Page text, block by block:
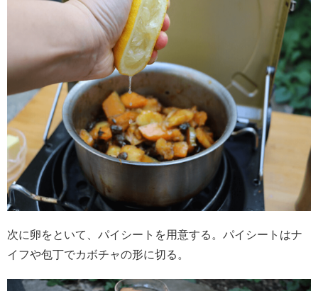
次に卵をといて、パイシートを用意する。パイシートはナ
イフや包丁でカボチャの形に切る。